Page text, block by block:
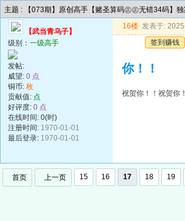
主题 : 【073期】原创高手【赌圣算码㊣㊣无错34码】
【武当青乌子】
级别： 一级高手
发帖:
威望: 0 点
铜币: 枚
贡献值: 点
好评度: 0 点
在线时间: 0(时)
注册时间: 1970-01-01
最后登录: 1970-01-01
16楼 发表于:
签到赚钱
你！！
祝贺你！！祝贺你
首页 上一页 15 16 17 18 19